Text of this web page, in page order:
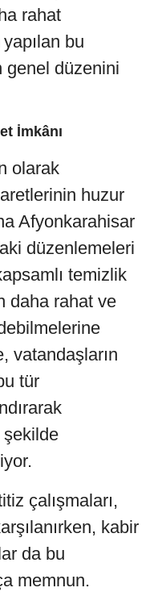
rahat
bu
genel düzenini
İmkânı
olarak
huzur
Afyonkarahisar
düzenlemeleri
temizlik
daha rahat ve
vatandaşların
tür
şekilde
çalışmaları,
kabir
da bu
memnun.